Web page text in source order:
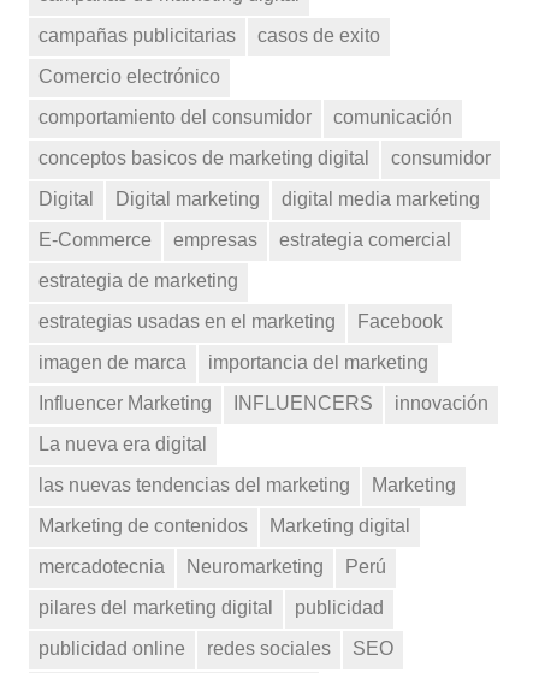
campañas publicitarias
casos de exito
Comercio electrónico
comportamiento del consumidor
comunicación
conceptos basicos de marketing digital
consumidor
Digital
Digital marketing
digital media marketing
E-Commerce
empresas
estrategia comercial
estrategia de marketing
estrategias usadas en el marketing
Facebook
imagen de marca
importancia del marketing
Influencer Marketing
INFLUENCERS
innovación
La nueva era digital
las nuevas tendencias del marketing
Marketing
Marketing de contenidos
Marketing digital
mercadotecnia
Neuromarketing
Perú
pilares del marketing digital
publicidad
publicidad online
redes sociales SEO